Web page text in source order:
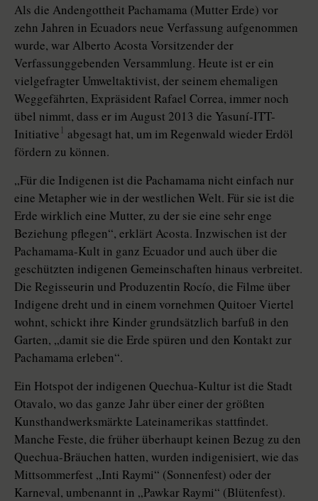
Als die Andengottheit Pachamama (Mutter Erde) vor
zehn Jahren in Ecuadors neue Verfassung aufgenommen
wurde, war Alberto Acosta Vorsitzender der
Verfassunggebenden Versammlung. Heute ist er ein
vielgefragter Umweltaktivist, der seinem ehemaligen
Weggefährten, Expräsident Rafael Correa, immer noch
übel nimmt, dass er im August 2013 die Yasuní-ITT-
Initiative 1 abgesagt hat, um im Regenwald wieder Erdöl
fördern zu können.
„Für die Indigenen ist die Pachamama nicht einfach nur
eine Metapher wie in der westlichen Welt. Für sie ist die
Erde wirklich eine Mutter, zu der sie eine sehr enge
Beziehung pflegen“, erklärt Acosta. Inzwischen ist der
Pachamama-Kult in ganz Ecuador und auch über die
geschützten indigenen Gemeinschaften hinaus verbreitet.
Die Regisseurin und Produzentin Rocío, die Filme über
Indigene dreht und in einem vornehmen Quitoer Viertel
wohnt, schickt ihre Kinder grundsätzlich barfuß in den
Garten, „damit sie die Erde spüren und den Kontakt zur
Pachamama erleben“.
Ein Hotspot der indigenen Quechua-Kultur ist die Stadt
Otavalo, wo das ganze Jahr über einer der größten
Kunsthandwerksmärkte Lateinamerikas stattfindet.
Manche Feste, die früher überhaupt keinen Bezug zu den
Quechua-Bräuchen hatten, wurden indigenisiert, wie das
Mittsommerfest „Inti Raymi“ (Sonnenfest) oder der
Karneval, umbenannt in „Pawkar Raymi“ (Blütenfest).